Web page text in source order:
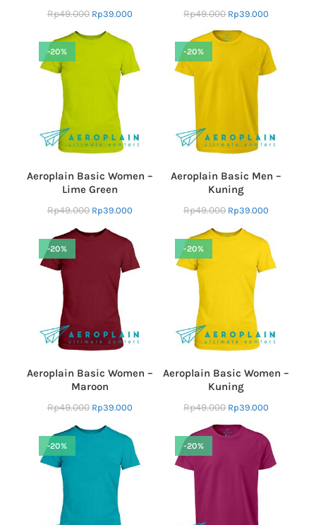
Rp49.000 Rp39.000 Rp49.000 Rp39.000
-20%
Aeroplain Basic Women –
Lime Green
Rp49.000 Rp39.000
-20%
Aeroplain Basic Men –
Kuning
Rp49.000 Rp39.000
-20%
Aeroplain Basic Women –
Maroon
Rp49.000 Rp39.000
-20%
Aeroplain Basic Women –
Kuning
Rp49.000 Rp39.000
-20% -20%